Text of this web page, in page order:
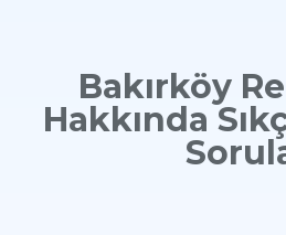
Bakırköy
Hakkında